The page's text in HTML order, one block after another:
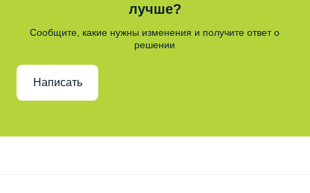
лучше?
Сообщите, какие нужны изменения и получите ответ о
решении
Написать